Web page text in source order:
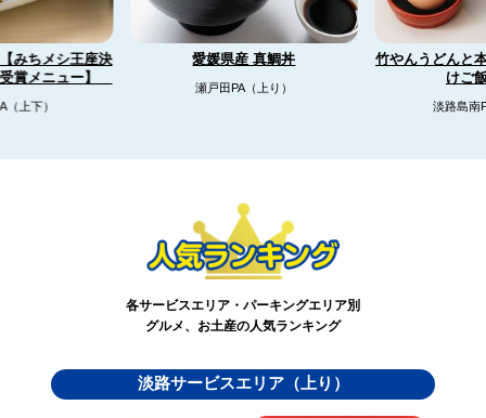
みちメシ王座決
賞メニュー】
（上下）
愛媛県産 真鯛丼
瀬戸田PA（上り）
竹やんうどんと
けご
淡路島南
各サービスエリア・パーキングエリア別
グルメ、お土産の人気ランキング
淡路サービスエリア（上り）